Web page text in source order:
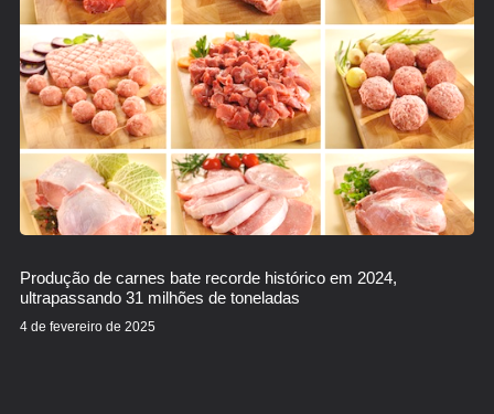
Produção de carnes bate recorde histórico em 2024,
ultrapassando 31 milhões de toneladas
4 de fevereiro de 2025